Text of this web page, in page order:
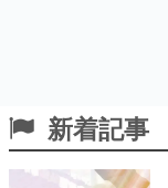
新着記事